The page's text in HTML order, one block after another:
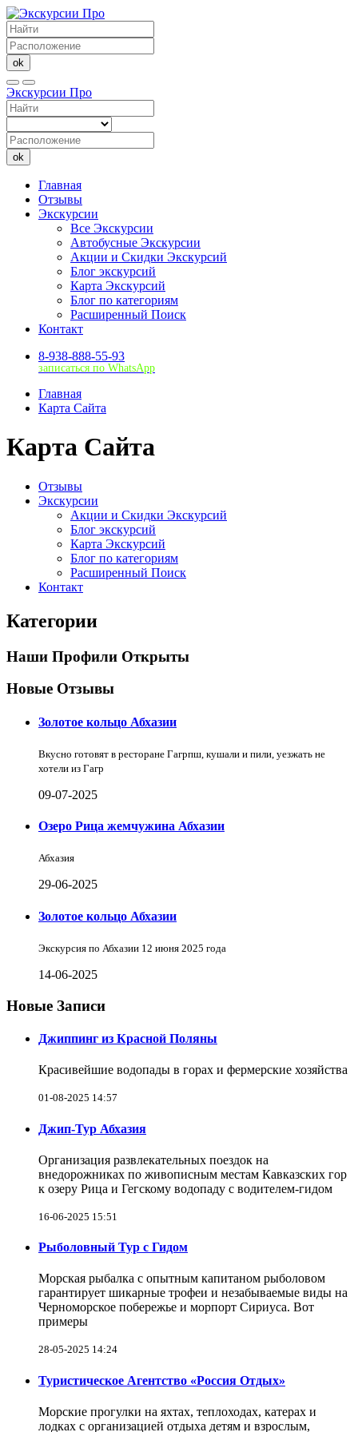
ok
Экскурсии Про
ok
Главная
Отзывы
Экскурсии
Все Экскурсии
Автобусные Экскурсии
Акции и Скидки Экскурсий
Блог экскурсий
Карта Экскурсий
Блог по категориям
Расширенный Поиск
Контакт
8-938-888-55-93
записаться по WhatsApp
Главная
Карта Сайта
Карта Сайта
Отзывы
Экскурсии
Акции и Скидки Экскурсий
Блог экскурсий
Карта Экскурсий
Блог по категориям
Расширенный Поиск
Контакт
Категории
Наши Профили Открыты
Новые Отзывы
Золотое кольцо Абхазии
Вкусно готовят в ресторане Гагрпш, кушали и пили, уезжать не
хотели из Гагр
09-07-2025
Озеро Рица жемчужина Абхазии
Абхазия
29-06-2025
Золотое кольцо Абхазии
Экскурсия по Абхазии 12 июня 2025 года
14-06-2025
Новые Записи
Джиппинг из Красной Поляны
Красивейшие водопады в горах и фермерские хозяйства
01-08-2025 14:57
Джип-Тур Абхазия
Организация развлекательных поездок на
внедорожниках по живописным местам Кавказских гор
к озеру Рица и Гегскому водопаду с водителем-гидом
16-06-2025 15:51
Рыболовный Тур с Гидом
Морская рыбалка с опытным капитаном рыболовом
гарантирует шикарные трофеи и незабываемые виды на
Черноморское побережье и морпорт Сириуса. Вот
примеры
28-05-2025 14:24
Туристическое Агентство «Россия Отдых»
Морские прогулки на яхтах, теплоходах, катерах и
лодках с организацией отдыха детям и взрослым,